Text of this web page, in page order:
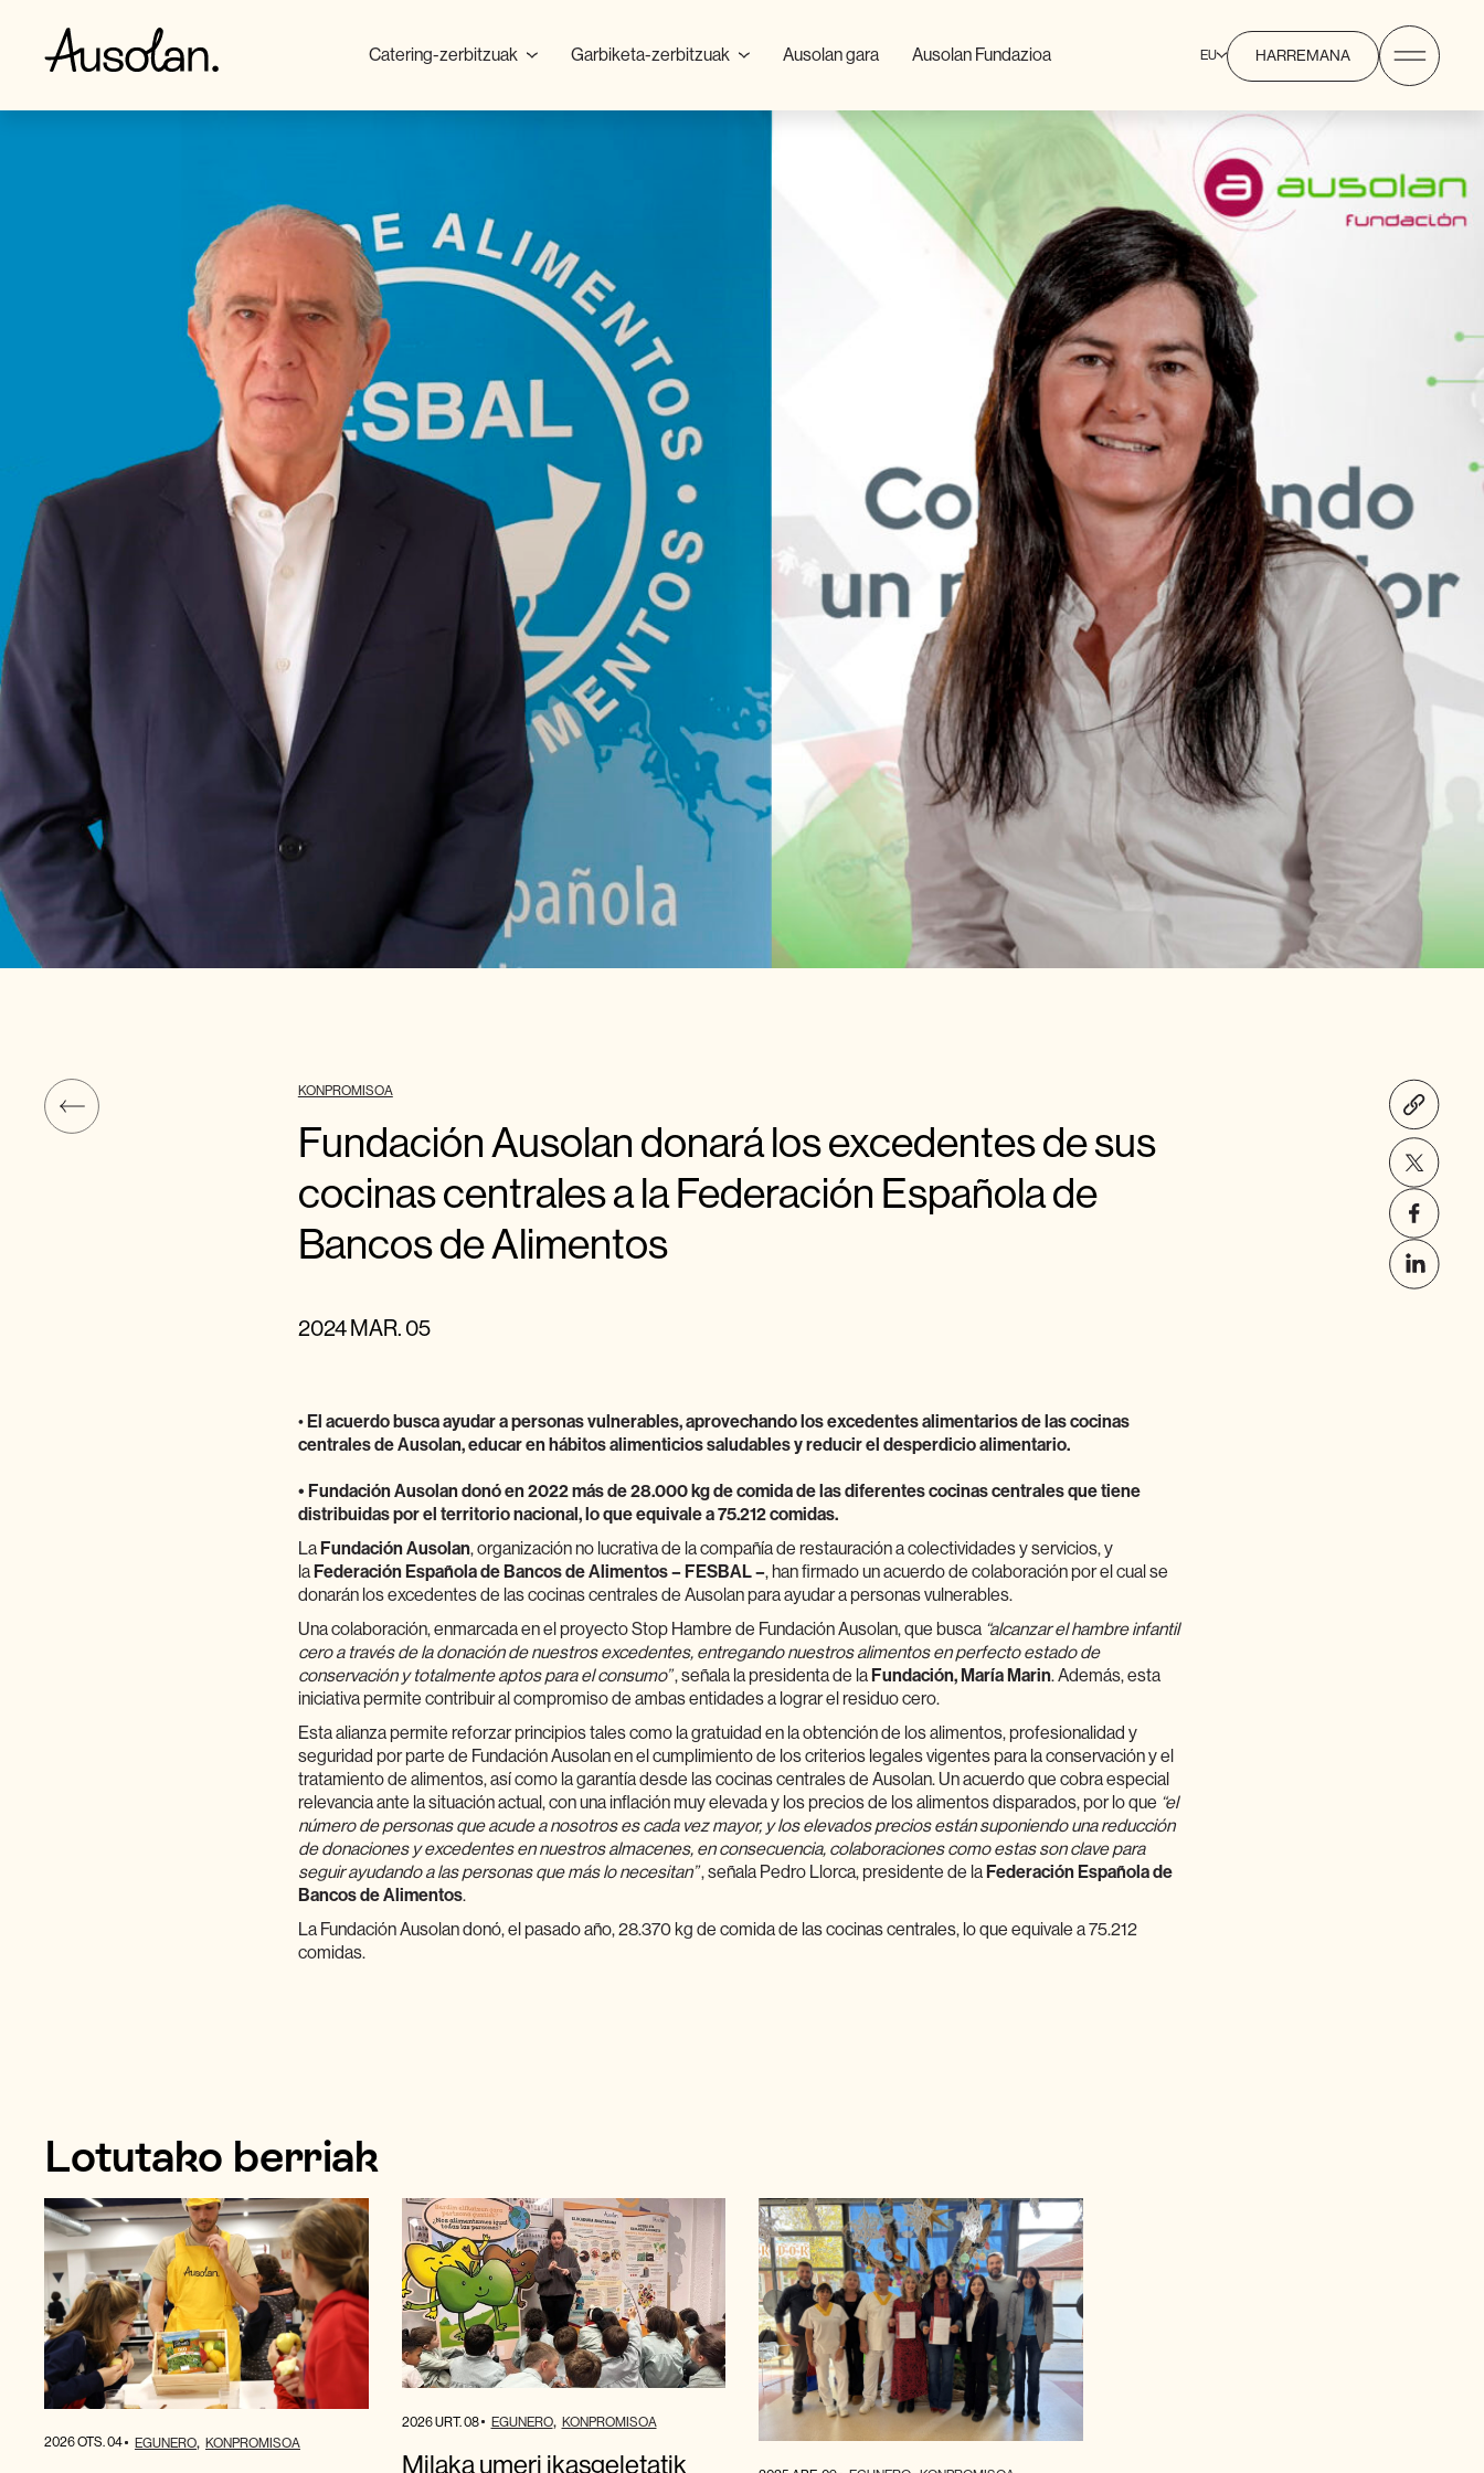
Catering-zerbitzuak Garbiketa-zerbitzuak Ausolan gara Ausolan Fundazioa EU HARREMANA
KONPROMISOA
Fundación Ausolan donará los excedentes de sus
cocinas centrales a la Federación Española de
Bancos de Alimentos
2024 MAR. 05
• El acuerdo busca ayudar a personas vulnerables, aprovechando los excedentes alimentarios de las cocinas
centrales de Ausolan, educar en hábitos alimenticios saludables y reducir el desperdicio alimentario.
• Fundación Ausolan donó en 2022 más de 28.000 kg de comida de las diferentes cocinas centrales que tiene
distribuidas por el territorio nacional, lo que equivale a 75.212 comidas.
La Fundación Ausolan, organización no lucrativa de la compañía de restauración a colectividades y servicios, y
la Federación Española de Bancos de Alimentos – FESBAL –, han firmado un acuerdo de colaboración por el cual se
donarán los excedentes de las cocinas centrales de Ausolan para ayudar a personas vulnerables.
Una colaboración, enmarcada en el proyecto Stop Hambre de Fundación Ausolan, que busca “alcanzar el hambre infantil
cero a través de la donación de nuestros excedentes, entregando nuestros alimentos en perfecto estado de
conservación y totalmente aptos para el consumo”, señala la presidenta de la Fundación, María Marin. Además, esta
iniciativa permite contribuir al compromiso de ambas entidades a lograr el residuo cero.
Esta alianza permite reforzar principios tales como la gratuidad en la obtención de los alimentos, profesionalidad y
seguridad por parte de Fundación Ausolan en el cumplimiento de los criterios legales vigentes para la conservación y el
tratamiento de alimentos, así como la garantía desde las cocinas centrales de Ausolan. Un acuerdo que cobra especial
relevancia ante la situación actual, con una inflación muy elevada y los precios de los alimentos disparados, por lo que “el
número de personas que acude a nosotros es cada vez mayor, y los elevados precios están suponiendo una reducción
de donaciones y excedentes en nuestros almacenes, en consecuencia, colaboraciones como estas son clave para
seguir ayudando a las personas que más lo necesitan”, señala Pedro Llorca, presidente de la Federación Española de
Bancos de Alimentos.
La Fundación Ausolan donó, el pasado año, 28.370 kg de comida de las cocinas centrales, lo que equivale a 75.212
comidas.
Lotutako berriak
2026 OTS. 04 EGUNERO KONPROMISOA
2026 URT. 08 EGUNERO KONPROMISOA
Milaka umeri ikasgeletatik